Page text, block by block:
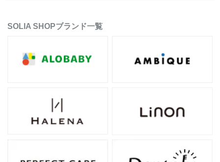
SOLIA SHOPブランド一覧